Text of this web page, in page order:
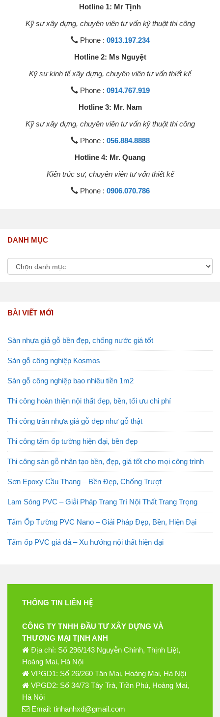
Hotline 1: Mr Tịnh
Kỹ sư xây dựng, chuyên viên tư vấn kỹ thuật thi công
Phone : 0913.197.234
Hotline 2: Ms Nguyệt
Kỹ sư kinh tế xây dựng, chuyên viên tư vấn thiết kế
Phone : 0914.767.919
Hotline 3: Mr. Nam
Kỹ sư xây dựng, chuyên viên tư vấn kỹ thuật thi công
Phone : 056.884.8888
Hotline 4: Mr. Quang
Kiến trúc sư, chuyên viên tư vấn thiết kế
Phone : 0906.070.786
DANH MỤC
BÀI VIẾT MỚI
Sàn nhựa giả gỗ bền đẹp, chống nước giá tốt
Sàn gỗ công nghiệp Kosmos
Sàn gỗ công nghiệp bao nhiêu tiền 1m2
Thi công hoàn thiện nội thất đẹp, bền, tối ưu chi phí
Thi công trần nhựa giả gỗ đẹp như gỗ thật
Thi công tấm ốp tường hiện đại, bền đẹp
Thi công sàn gỗ nhân tạo bền, đẹp, giá tốt cho mọi công trình
Sơn Epoxy Cầu Thang – Bền Đẹp, Chống Trượt
Lam Sóng PVC – Giải Pháp Trang Trí Nội Thất Trang Trọng
Tấm Ốp Tường PVC Nano – Giải Pháp Đẹp, Bền, Hiện Đại
Tấm ốp PVC giả đá – Xu hướng nội thất hiện đại
THÔNG TIN LIÊN HỆ
CÔNG TY TNHH ĐẦU TƯ XÂY DỰNG VÀ
THƯƠNG MẠI TỊNH ANH
Địa chỉ: Số 296/143 Nguyễn Chính, Thịnh Liệt,
Hoàng Mai, Hà Nội
VPGD1: Số 26/260 Tân Mai, Hoàng Mai, Hà Nội
VPGD2: Số 34/73 Tây Trà, Trần Phú, Hoàng Mai,
Hà Nội
Email: tinhanhxd@gmail.com